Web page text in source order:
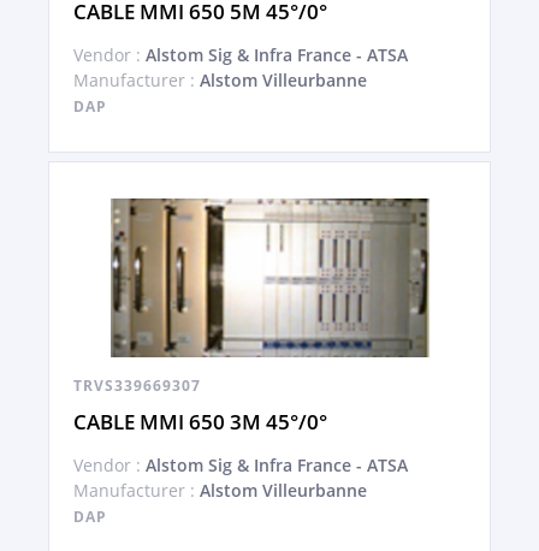
CABLE MMI 650 5M 45°/0°
Vendor : Alstom Sig & Infra France - ATSA
Manufacturer : Alstom Villeurbanne
DAP
TRVS339669307
CABLE MMI 650 3M 45°/0°
Vendor : Alstom Sig & Infra France - ATSA
Manufacturer : Alstom Villeurbanne
DAP